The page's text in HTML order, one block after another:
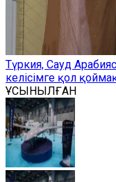
Түркия, Сауд
келісімге қол
ҰСЫНЫЛҒАН